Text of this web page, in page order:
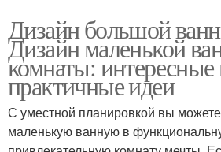
Комната с душем
Душевая из плитки
Дизайн большой
Дизайн маленькой
комнаты: интересные
практичные идеи
С уместной планировкой вы
маленькую ванную в